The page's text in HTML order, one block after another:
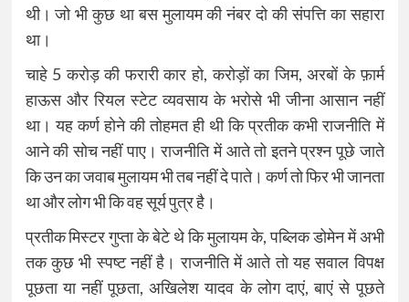
थी। जो भी कुछ था बस मुलायम की नंबर दो की संपत्ति का सहारा
था।
चाहे 5 करोड़ की फरारी कार हो, करोड़ों का जिम, अरबों के फ़ार्म
हाऊस और रियल स्टेट व्यवसाय के भरोसे भी जीना आसान नहीं
था। यह कर्ण होने की तोहमत ही थी कि प्रतीक कभी राजनीति में
आने की सोच नहीं पाए। राजनीति में आते तो इतने प्रश्न पूछे जाते
कि उन का जवाब मुलायम भी तब नहीं दे पाते। कर्ण तो फिर भी जानता
था और लोग भी कि वह सूर्य पुत्र है।
प्रतीक मिस्टर गुप्ता के बेटे थे कि मुलायम के, पब्लिक डोमेन में अभी
तक कुछ भी स्पष्ट नहीं है। राजनीति में आते तो यह सवाल विपक्ष
पूछता या नहीं पूछता, अखिलेश यादव के लोग दाएं, बाएं से पूछते